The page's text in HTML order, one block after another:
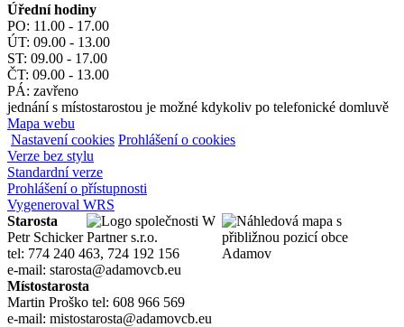
Úřední hodiny
PO: 11.00 - 17.00
ÚT: 09.00 - 13.00
ST: 09.00 - 17.00
ČT: 09.00 - 13.00
PÁ: zavřeno
jednání s místostarostou je možné kdykoliv po telefonické domluvě
Mapa webu
Nastavení cookies Prohlášení o cookies
Verze bez stylu
Standardní verze
Prohlášení o přístupnosti
Vygeneroval WRS
Starosta
Petr Schicker
tel: 774 240 463, 724 192 156
e-mail: starosta@adamovcb.eu
Místostarosta
Martin Proško tel: 608 966 569
e-mail: mistostarosta@adamovcb.eu